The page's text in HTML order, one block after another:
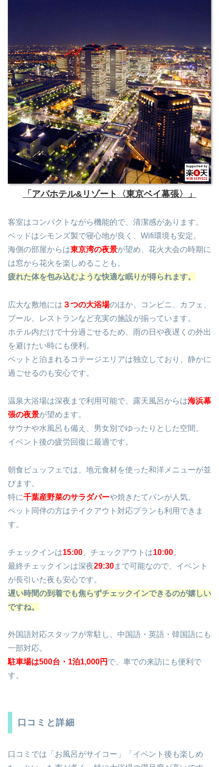
「アパホテル&リゾート〈東京ベイ幕張〉」
客室はコンパクトながら機能的で、清潔感があります。
ベッドはシモンズ製で寝心地が良く、Wifi環境も安定。
海側の部屋からは東京湾の夜景が望め、花火大会の時期に
は窓から花火を楽しめることも。
疲れた体を包み込むような快適な眠りが得られます。
広大な敷地には ３つの大浴場のほか、コンビニ、カフェ、
プール、レストランなど充実の施設が揃っています。
ホテル内だけで十分過ごせるため、雨の日や夜遅くの外出
を避けたい時にも便利。
ペットと泊まれるコテージエリアは独立しており、静かに
過ごせるのも安心です。
温泉大浴場は深夜まで利用可能で、露天風呂からは海浜幕
張の夜景が望めます。
サウナや水風呂も備え、男女別でゆったりとした空間。
イベント後の疲労回復に最適です。
朝食ビュッフェでは、地元食材を使った和洋メニューが並
びます。
特に千葉産野菜のサラダバーや焼きたてパンが人気。
ペット同伴の方はテイクアウト対応プランも利用できま
す。
チェックインは15:00 、チェックアウトは10:00。
最終チェックインは深夜29:30まで可能なので、イベント
が長引いた夜も安心です。
遅い時間の到着でも焦らずチェックインできるのが嬉しい
ですね。
外国語対応スタッフが常駐し、中国語・英語・韓国語にも
一部対応。
駐車場は500台・1泊1,000円 で、車での来訪にも便利で
す。
口コミと詳細
口コミでは「お風呂がサイコー」「イベント後も楽しめ